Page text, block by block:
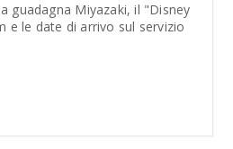
guadagna Miyazaki, il "Disney
e le date di arrivo sul servizio